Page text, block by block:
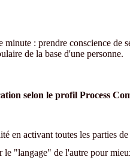
: prendre conscience de
de la base d'une personne.
selon le profil Process
en activant toutes les parties de
le "langage" de l'autre pour